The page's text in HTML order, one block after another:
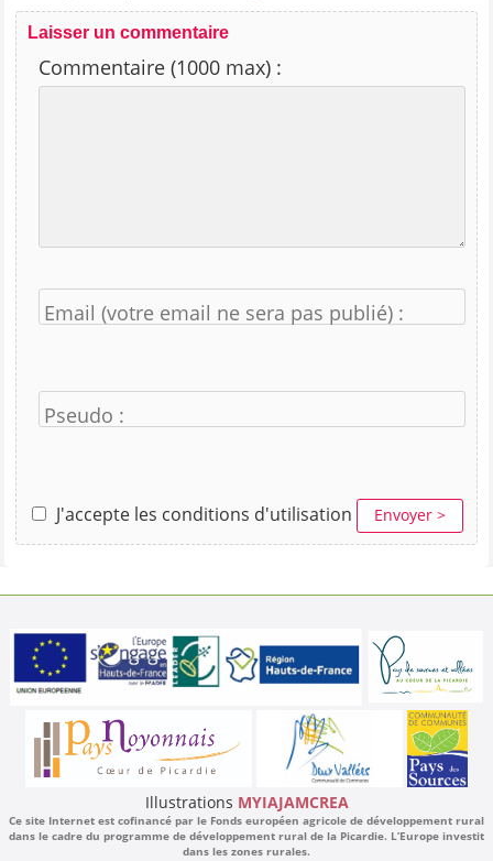
Laisser un commentaire
Commentaire (1000 max) :
Email (votre email ne sera pas publié) :
Pseudo :
J'accepte les conditions d'utilisation Envoyer >
Illustrations MYIAJAMCREA
Ce site Internet est cofinancé par le Fonds européen agricole de développement rural
dans le cadre du programme de développement rural de la Picardie. L’Europe investit
dans les zones rurales.